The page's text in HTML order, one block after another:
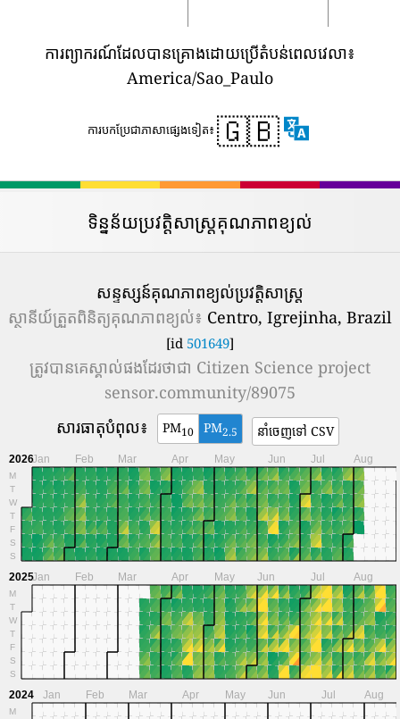
ការព្យាករណ៍ដែលបានគ្រោងដោយប្រើតំបន់ពេលវេលា៖
America/Sao_Paulo
ការបកប្រែជាភាសាផ្សេងទៀត៖🇬🇧
ទិន្នន័យប្រវត្តិសាស្រ្តគុណភាពខ្យល់
សន្ទស្សន៍គុណភាពខ្យល់ប្រវត្តិសាស្រ្ត
ស្ថានីយ៍ត្រួតពិនិត្យគុណភាពខ្យល់៖ Centro, Igrejinha, Brazil
[id 501649]
ត្រូវបានគេស្គាល់ផងដែរថាជា Citizen Science project
sensor.community/89075
សារធាតុបំពុល៖
PM10 PM2.5 នាំចេញទៅ CSV
2026
M
T
W
T
F
S
S
Jan Feb Mar Apr May Jun Jul Aug
2025
M
T
W
T
F
S
S
Jan Feb Mar Apr May Jun Jul Aug
2024
M
Jan Feb Mar Apr May Jun Jul Aug